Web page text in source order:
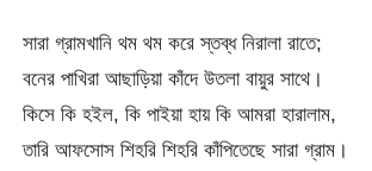
সারা গ্রামখানি থম থম করে স্তব্ধ নিরালা রাতে;
বনের পাখিরা আছাড়িয়া কাঁদে উতলা বায়ুর সাথে।
কিসে কি হইল, কি পাইয়া হায় কি আমরা হারালাম,
তারি আফসোস শিহরি শিহরি কাঁপিতেছে সারা গ্রাম।